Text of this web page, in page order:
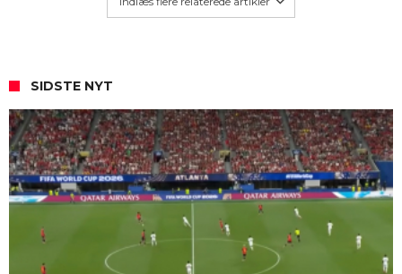
SIDSTE NYT